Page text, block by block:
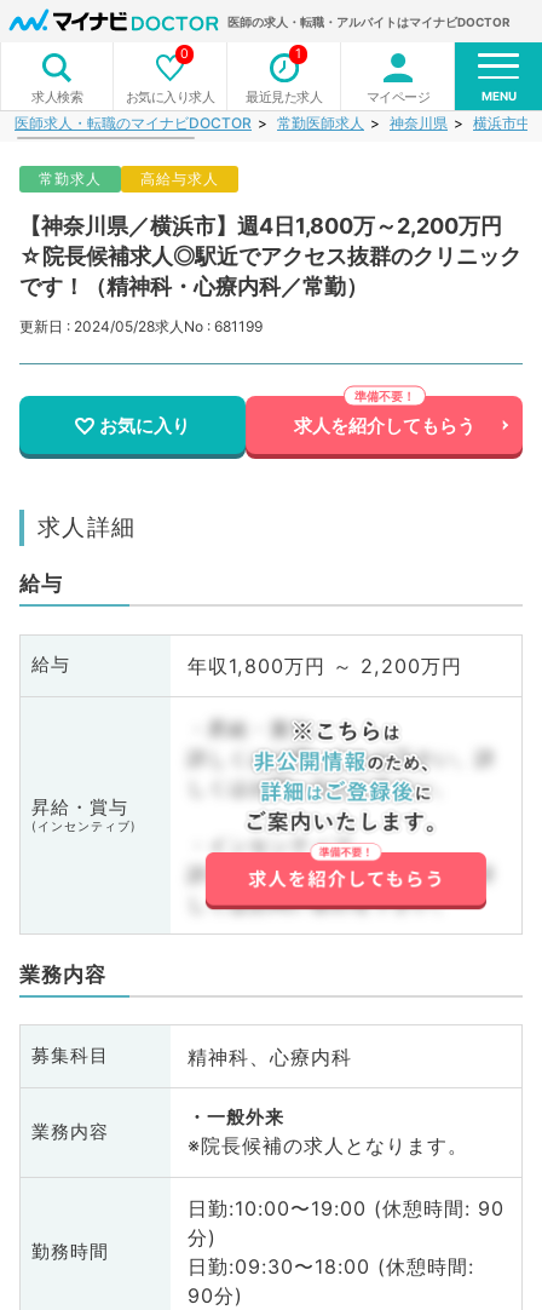
医師の求人・転職・アルバイトはマイナビDOCTOR
求人検索 お気に入り求人
0
最近見た求人
1
マイページ MENU
医師求人・転職のマイナビDOCTOR 常勤医師求人 神奈川県 横浜市中
常勤求人 高給与求人
【神奈川県／横浜市】週4日1,800万～2,200万円
☆院長候補求人◎駅近でアクセス抜群のクリニック
です！（精神科・心療内科／常勤）
更新日 : 2024/05/28求人No : 681199
お気に入り 求人を紹介してもらう
求人詳細
給与
給与 年収1,800万円 ～ 2,200万円
昇給・賞与
(インセンティブ)
・昇給・賞与
詳しくはお問い合わせ下さい。詳
しくはお問い合わせ下さい。
・インセンティブ
詳しくはお問い合わせ下さい。詳
しくはお問い合わせ下さい。
業務内容
募集科目 精神科、心療内科
業務内容
一般外来
※院長候補の求人となります。
勤務時間
日勤:10:00〜19:00 (休憩時間: 90
分)
日勤:09:30〜18:00 (休憩時間:
90分)